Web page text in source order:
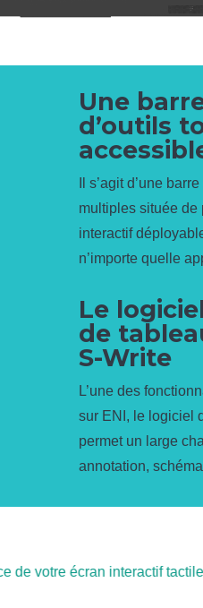
Une
d’outils
Il s’agit d’une
multiples située de
interactif
n’importe quelle
Le
de
S-Write
L’une des
sur ENI, le logiciel
permet un large
annotation,
de votre écran interactif